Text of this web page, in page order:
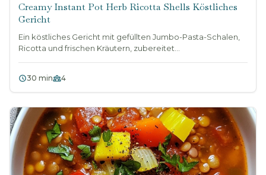
Creamy Instant Pot Herb Ricotta Shells Köstliches
Gericht
Ein köstliches Gericht mit gefüllten Jumbo-Pasta-Schalen,
Ricotta und frischen Kräutern, zubereitet...
30 min 4